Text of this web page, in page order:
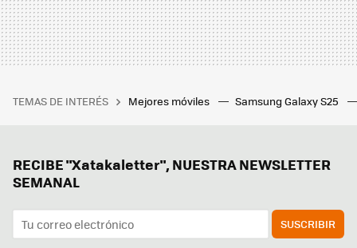
TEMAS DE INTERÉS Mejores móviles Samsung Galaxy S25
RECIBE "Xatakaletter", NUESTRA NEWSLETTER
SEMANAL
SUSCRIBIR